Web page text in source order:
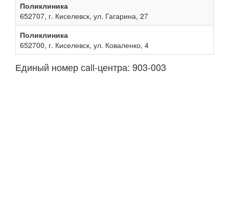
Поликлиника
652707, г. Киселевск, ул. Гагарина, 27
Поликлиника
652700, г. Киселевск, ул. Коваленко, 4
Единый номер сall-центра: 903-003